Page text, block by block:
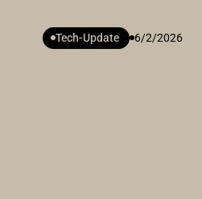
Tech-Update 6/2/2026